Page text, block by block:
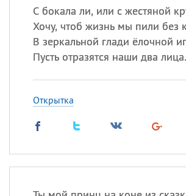
С бокала ли, или с жестяной
Хочу, чтоб жизнь мы пили без
В зеркальной глади ёлочной
Пусть отразятся наши два лица.
Открытка
Сегодня
Герман,
Посмотреть